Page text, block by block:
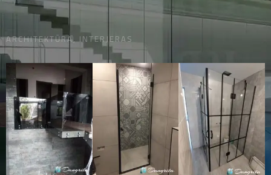
ARCHITEKTŪRA, INTERJERAS